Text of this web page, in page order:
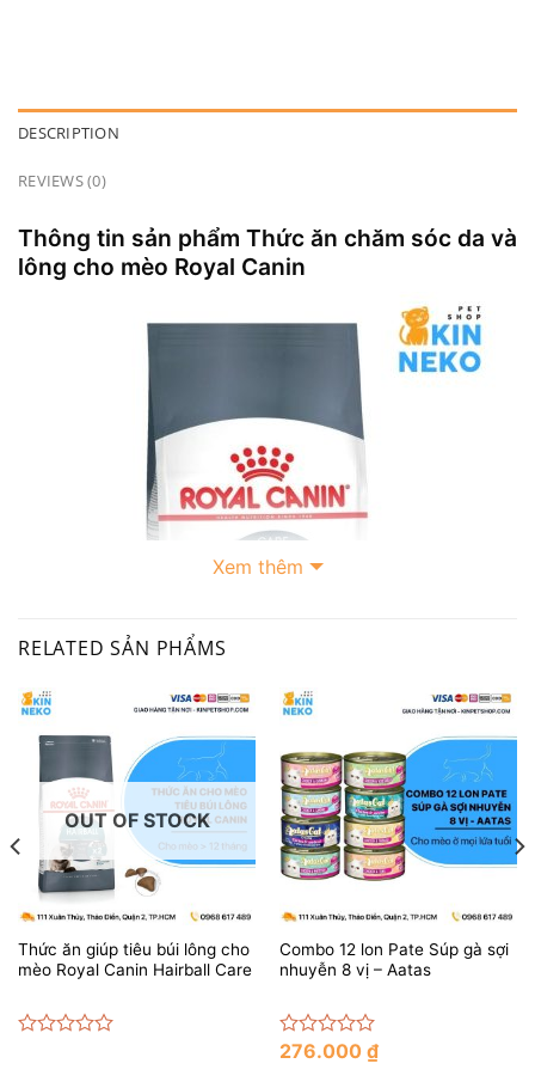
DESCRIPTION
REVIEWS (0)
Thông tin sản phẩm Thức ăn chăm sóc da và
lông cho mèo Royal Canin
Thức ăn chăm sóc da và lông cho mèo Royal
Canindành cho những chú mèo trưởng thành trên 12
tháng tuổi có được bộ lông mịn mượt và làn da mạnh
khỏe.
Chăm sóc lông thêm dày, bóng mượt và chắc khỏe
trong 21 ngày
Thúc đẩy tái tạo da và bảo vệ làn da khỏi những
Xem thêm
RELATED SẢN PHẨMS
OUT OF STOCK
Thức ăn giúp tiêu búi lông cho
mèo Royal Canin Hairball Care
Combo 12 lon Pate Súp gà sợi
nhuyễn 8 vị – Aatas
Rated
276.000 ₫